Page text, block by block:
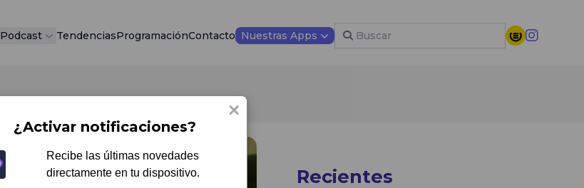
Podcast TendenciasProgramaciónContacto Nuestras Apps
Recientes
×
¿Activar notificaciones?
Recibe las últimas novedades
directamente en tu dispositivo.